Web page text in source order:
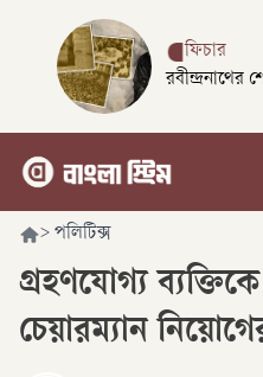
ফিচার
রবীন্দ্রনাথের
> পলিটিক্স
গ্রহণযোগ্য
চেয়ারম্যান